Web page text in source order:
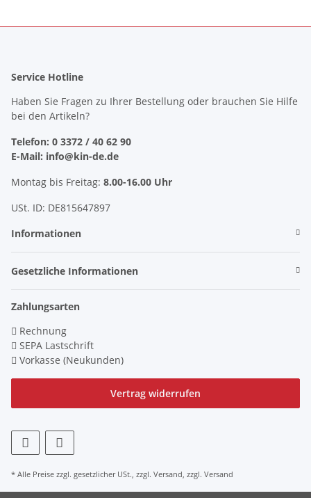
Service Hotline
Haben Sie Fragen zu Ihrer Bestellung oder brauchen Sie Hilfe
bei den Artikeln?
Telefon: 0 3372 / 40 62 90
E-Mail: info@kin-de.de
Montag bis Freitag: 8.00-16.00 Uhr
USt. ID: DE815647897
Informationen
Gesetzliche Informationen
Zahlungsarten
Rechnung
SEPA Lastschrift
Vorkasse (Neukunden)
Vertrag widerrufen
* Alle Preise zzgl. gesetzlicher USt., zzgl. Versand , zzgl. Versand